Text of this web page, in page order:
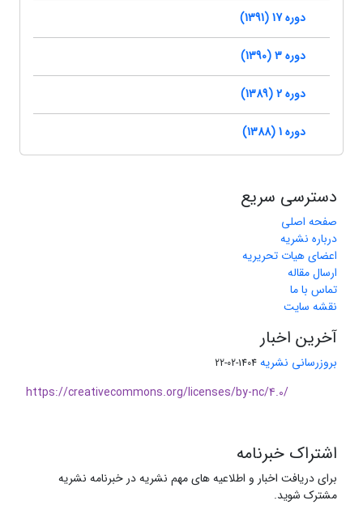
دوره 17 (1391)
دوره 3 (1390)
دوره 2 (1389)
دوره 1 (1388)
دسترسی سریع
صفحه اصلی
درباره نشریه
اعضای هیات تحریریه
ارسال مقاله
تماس با ما
نقشه سایت
آخرین اخبار
بروزرسانی نشریه 1404-02-22
https://creativecommons.org/licenses/by-nc/4.0/
اشتراک خبرنامه
برای دریافت اخبار و اطلاعیه های مهم نشریه در خبرنامه نشریه
مشترک شوید.